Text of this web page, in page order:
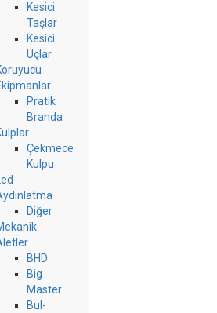
Kesici
Taşlar
Kesici
Uçlar
Pratik
Branda
Çekmece
Kulpu
Led
Diğer
BHD
Big
Master
Bul-